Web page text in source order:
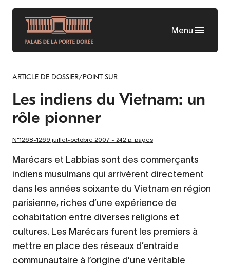
Aller
contenu
principal
Menu
ARTICLE DE DOSSIER/POINT SUR
Les indiens du Vietnam: un
rôle pionner
N°1268-1269 juillet-octobre 2007 - 242 p. pages
Marécars et Labbias sont des commerçants
indiens musulmans qui arrivèrent directement
dans les années soixante du Vietnam en région
parisienne, riches d’une expérience de
cohabitation entre diverses religions et
cultures. Les Marécars furent les premiers à
mettre en place des réseaux d’entraide
communautaire à l’origine d’une véritable